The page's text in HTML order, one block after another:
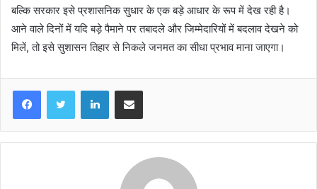
बल्कि सरकार इसे प्रशासनिक सुधार के एक बड़े आधार के रूप में देख रही है।
आने वाले दिनों में यदि बड़े पैमाने पर तबादले और जिम्मेदारियों में बदलाव देखने को
मिलें, तो इसे सुशासन तिहार से निकले जनमत का सीधा प्रभाव माना जाएगा।
LinkedInShare via Email